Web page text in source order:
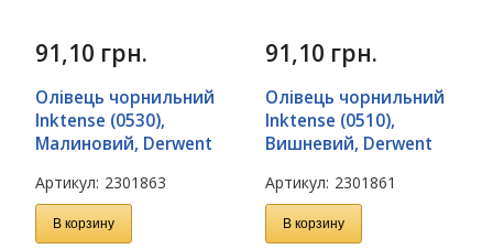
91,10 грн.
Олівець чорнильний
Inktense (0530),
Малиновий, Derwent
Артикул: 2301863
В корзину
91,10 грн.
Олівець чорнильний
Inktense (0510),
Вишневий, Derwent
Артикул: 2301861
В корзину